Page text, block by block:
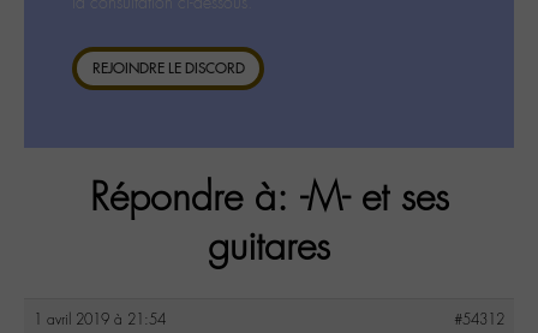
REJOINDRE LE DISCORD
Répondre à: -M- et ses
guitares
1 avril 2019 à 21:54 #54312